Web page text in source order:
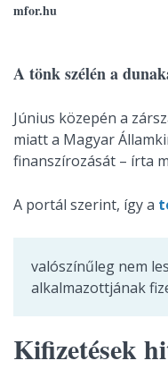
mfor.hu
A tönk szélén a
Június közepén a
miatt a Magyar
finanszírozását – írta
A portál szerint, így a
valószínűleg nem
alkalmazottjának
Kifizetések